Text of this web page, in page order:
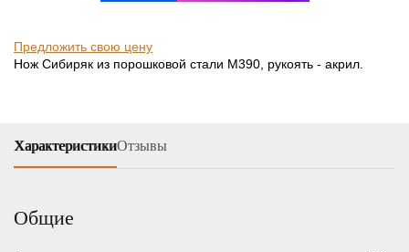
Предложить свою цену
Нож Сибиряк из порошковой стали М390, рукоять - акрил.
ХарактеристикиОтзывы
Общие